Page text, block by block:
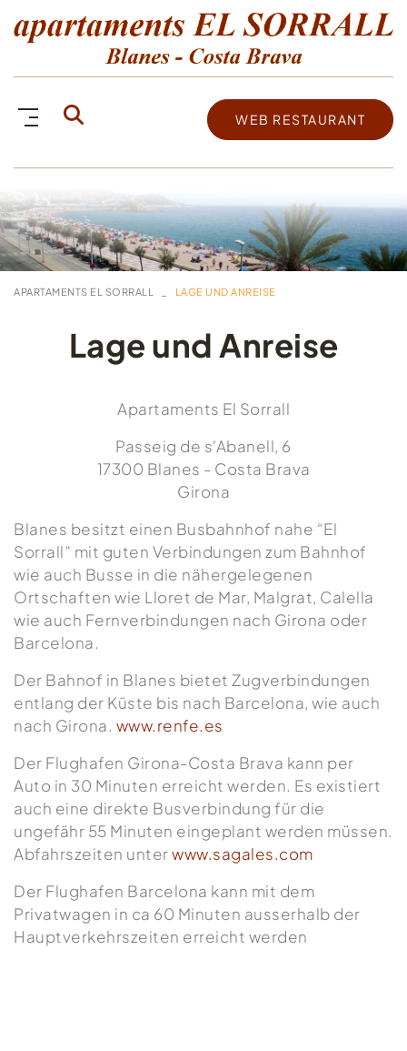
WEB RESTAURANT
APARTAMENTS EL SORRALL LAGE UND ANREISE
Lage und Anreise
Apartaments El Sorrall
Passeig de s'Abanell, 6
17300 Blanes - Costa Brava
Girona
Blanes besitzt einen Busbahnhof nahe “El
Sorrall” mit guten Verbindungen zum Bahnhof
wie auch Busse in die nähergelegenen
Ortschaften wie Lloret de Mar, Malgrat, Calella
wie auch Fernverbindungen nach Girona oder
Barcelona.
Der Bahnof in Blanes bietet Zugverbindungen
entlang der Küste bis nach Barcelona, wie auch
nach Girona. www.renfe.es
Der Flughafen Girona-Costa Brava kann per
Auto in 30 Minuten erreicht werden. Es existiert
auch eine direkte Busverbindung für die
ungefähr 55 Minuten eingeplant werden müssen.
Abfahrszeiten unterwww.sagales.com
Der Flughafen Barcelona kann mit dem
Privatwagen in ca 60 Minuten ausserhalb der
Hauptverkehrszeiten erreicht werden